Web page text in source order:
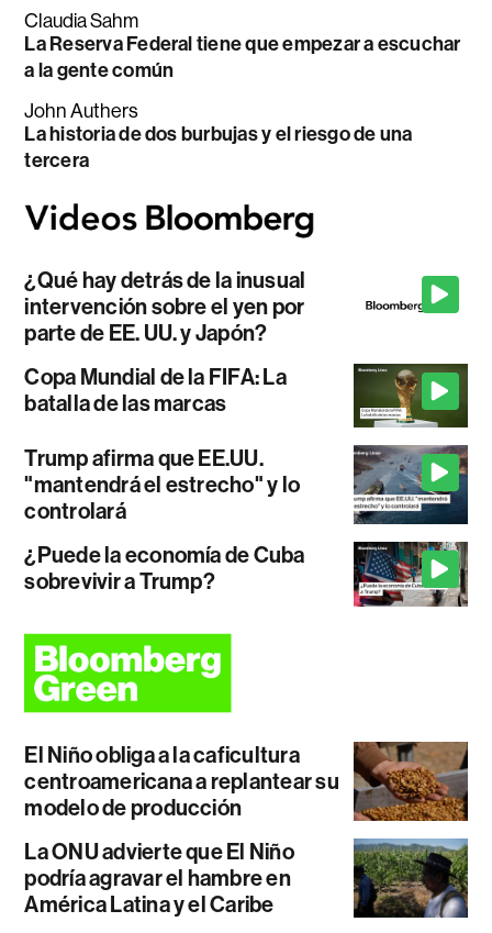
Claudia Sahm
La Reserva Federal tiene que empezar a escuchar
a la gente común
John Authers
La historia de dos burbujas y el riesgo de una
tercera
¿Qué hay detrás de la inusual
intervención sobre el yen por
parte de EE. UU. y Japón?
Copa Mundial de la FIFA: La
batalla de las marcas
Trump afirma que EE.UU.
"mantendrá el estrecho" y lo
controlará
¿Puede la economía de Cuba
sobrevivir a Trump?
El Niño obliga a la caficultura
centroamericana a replantear su
modelo de producción
La ONU advierte que El Niño
podría agravar el hambre en
América Latina y el Caribe